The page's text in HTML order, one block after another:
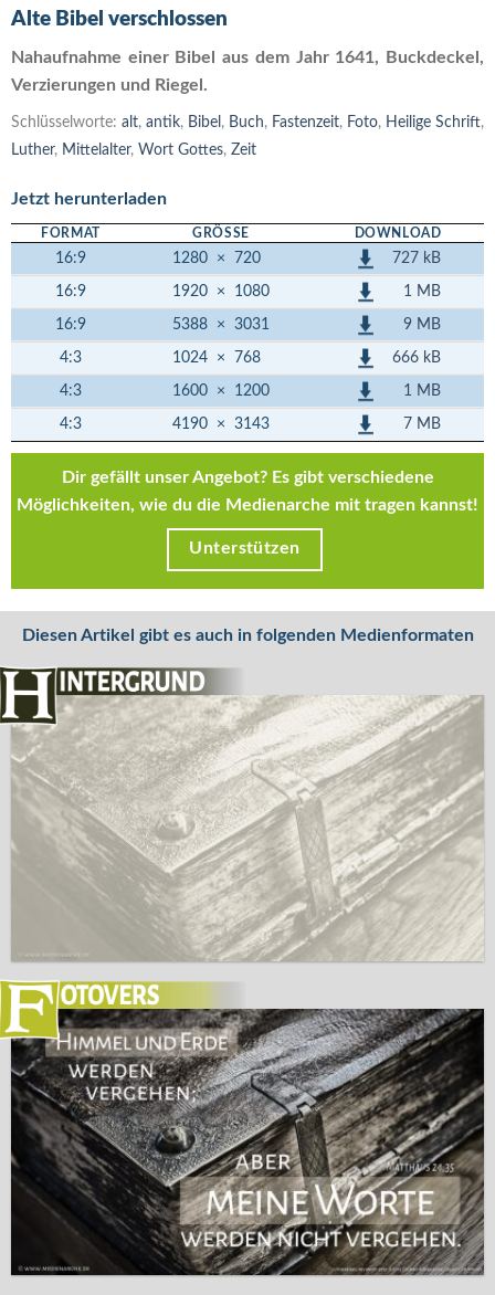
Alte Bibel verschlossen
Nahaufnahme einer Bibel aus dem Jahr 1641, Buckdeckel,
Verzierungen und Riegel.
Schlüsselworte: alt, antik, Bibel , Buch, Fastenzeit, Foto, Heilige Schrift,
Luther, Mittelalter, Wort Gottes, Zeit
Jetzt herunterladen
FORMAT GRÖSSE DOWNLOAD
16:9 1280 × 720 727 kB
16:9 1920 × 1080 1 MB
16:9 5388 × 3031 9 MB
4:3 1024 × 768 666 kB
4:3 1600 × 1200 1 MB
4:3 4190 × 3143 7 MB
Dir gefällt unser Angebot? Es gibt verschiedene
Möglichkeiten, wie du die Medienarche mit tragen kannst!
Unterstützen
Diesen Artikel gibt es auch in folgenden Medienformaten